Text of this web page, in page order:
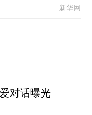
新华网
对话曝光